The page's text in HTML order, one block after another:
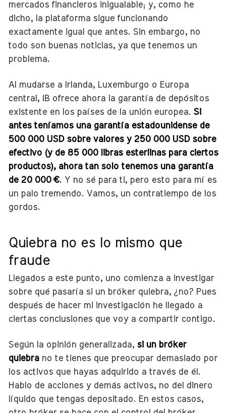
mercados financieros inigualable; y, como he
dicho, la plataforma sigue funcionando
exactamente igual que antes. Sin embargo, no
todo son buenas noticias, ya que tenemos un
problema.
Al mudarse a Irlanda, Luxemburgo o Europa
central, IB ofrece ahora la garantía de depósitos
existente en los países de la unión europea. Si
antes teníamos una garantía estadounidense de
500 000 USD sobre valores y 250 000 USD sobre
efectivo (y de 85 000 libras esterlinas para ciertos
productos), ahora tan solo tenemos una garantía
de 20 000 €. Y no sé para ti, pero esto para mí es
un palo tremendo. Vamos, un contratiempo de los
gordos.
Quiebra no es lo mismo que
fraude
Llegados a este punto, uno comienza a investigar
sobre qué pasaría si un bróker quiebra, ¿no? Pues
después de hacer mi investigación he llegado a
ciertas conclusiones que voy a compartir contigo.
Según la opinión generalizada, si un bróker
quiebrano te tienes que preocupar demasiado por
los activos que hayas adquirido a través de él.
Hablo de acciones y demás activos, no del dinero
líquido que tengas depositado. En estos casos,